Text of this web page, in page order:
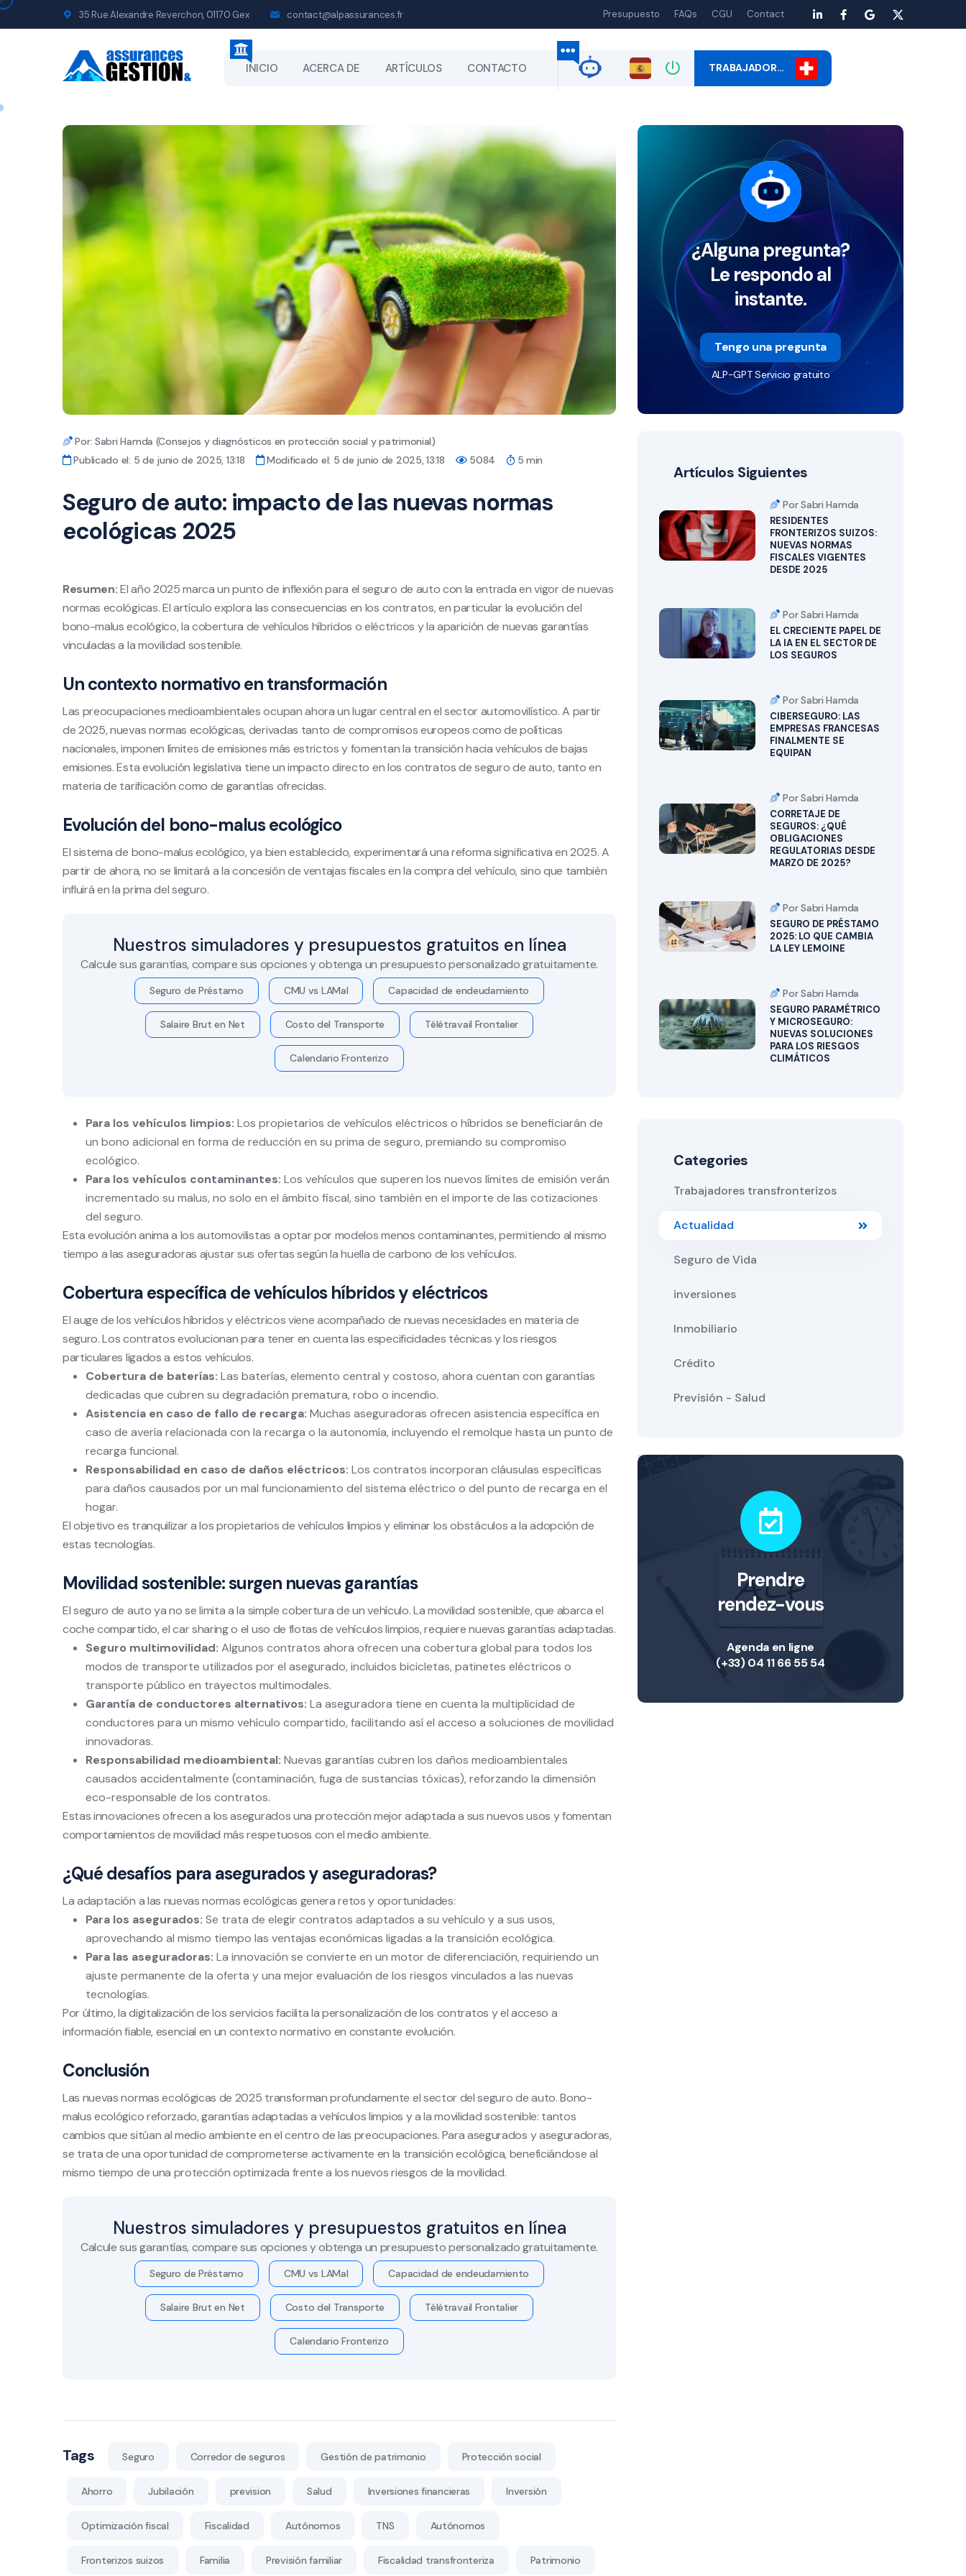
35 Rue Alexandre Reverchon, 01170 Gex contact@alpassurances.fr Presupuesto FAQs CGU Contact
INICIO ACERCA DE ARTÍCULOS CONTACTO TRABAJADOR…
Por: Sabri Hamda (Consejos y diagnósticos en protección social y patrimonial)
Publicado el: 5 de junio de 2025, 13:18
Modificado el: 5 de junio de 2025, 13:18 5084 5 min
Seguro de auto: impacto de las nuevas normas
ecológicas 2025
Resumen:El año 2025 marca un punto de inflexión para el seguro de auto con la entrada en vigor de nuevas
normas ecológicas. El artículo explora las consecuencias en los contratos, en particular la evolución del
bono-malus ecológico, la cobertura de vehículos híbridos o eléctricos y la aparición de nuevas garantías
vinculadas a la movilidad sostenible.
Un contexto normativo en transformación
Las preocupaciones medioambientales ocupan ahora un lugar central en el sector automovilístico. A partir
de 2025, nuevas normas ecológicas, derivadas tanto de compromisos europeos como de políticas
nacionales, imponen límites de emisiones más estrictos y fomentan la transición hacia vehículos de bajas
emisiones. Esta evolución legislativa tiene un impacto directo en los contratos de seguro de auto, tanto en
materia de tarificación como de garantías ofrecidas.
Evolución del bono-malus ecológico
El sistema de bono-malus ecológico, ya bien establecido, experimentará una reforma significativa en 2025. A
partir de ahora, no se limitará a la concesión de ventajas fiscales en la compra del vehículo, sino que también
influirá en la prima del seguro.
Nuestros simuladores y presupuestos gratuitos en línea
Calcule sus garantías, compare sus opciones y obtenga un presupuesto personalizado gratuitamente.
Seguro de Préstamo CMU vs LAMal Capacidad de endeudamiento
Salaire Brut en Net Costo del Transporte Télétravail Frontalier
Calendario Fronterizo
Para los vehículos limpios: Los propietarios de vehículos eléctricos o híbridos se beneficiarán de
un bono adicional en forma de reducción en su prima de seguro, premiando su compromiso
ecológico.
Para los vehículos contaminantes: Los vehículos que superen los nuevos límites de emisión verán
incrementado su malus, no solo en el ámbito fiscal, sino también en el importe de las cotizaciones
del seguro.
Esta evolución anima a los automovilistas a optar por modelos menos contaminantes, permitiendo al mismo
tiempo a las aseguradoras ajustar sus ofertas según la huella de carbono de los vehículos.
Cobertura específica de vehículos híbridos y eléctricos
El auge de los vehículos híbridos y eléctricos viene acompañado de nuevas necesidades en materia de
seguro. Los contratos evolucionan para tener en cuenta las especificidades técnicas y los riesgos
particulares ligados a estos vehículos.
Cobertura de baterías: Las baterías, elemento central y costoso, ahora cuentan con garantías
dedicadas que cubren su degradación prematura, robo o incendio.
Asistencia en caso de fallo de recarga: Muchas aseguradoras ofrecen asistencia específica en
caso de avería relacionada con la recarga o la autonomía, incluyendo el remolque hasta un punto de
recarga funcional.
Responsabilidad en caso de daños eléctricos: Los contratos incorporan cláusulas específicas
para daños causados por un mal funcionamiento del sistema eléctrico o del punto de recarga en el
hogar.
El objetivo es tranquilizar a los propietarios de vehículos limpios y eliminar los obstáculos a la adopción de
estas tecnologías.
Movilidad sostenible: surgen nuevas garantías
El seguro de auto ya no se limita a la simple cobertura de un vehículo. La movilidad sostenible, que abarca el
coche compartido, el car sharing o el uso de flotas de vehículos limpios, requiere nuevas garantías adaptadas.
Seguro multimovilidad: Algunos contratos ahora ofrecen una cobertura global para todos los
modos de transporte utilizados por el asegurado, incluidos bicicletas, patinetes eléctricos o
transporte público en trayectos multimodales.
Garantía de conductores alternativos: La aseguradora tiene en cuenta la multiplicidad de
conductores para un mismo vehículo compartido, facilitando así el acceso a soluciones de movilidad
innovadoras.
Responsabilidad medioambiental: Nuevas garantías cubren los daños medioambientales
causados accidentalmente (contaminación, fuga de sustancias tóxicas), reforzando la dimensión
eco-responsable de los contratos.
Estas innovaciones ofrecen a los asegurados una protección mejor adaptada a sus nuevos usos y fomentan
comportamientos de movilidad más respetuosos con el medio ambiente.
¿Qué desafíos para asegurados y aseguradoras?
La adaptación a las nuevas normas ecológicas genera retos y oportunidades:
Para los asegurados: Se trata de elegir contratos adaptados a su vehículo y a sus usos,
aprovechando al mismo tiempo las ventajas económicas ligadas a la transición ecológica.
Para las aseguradoras: La innovación se convierte en un motor de diferenciación, requiriendo un
ajuste permanente de la oferta y una mejor evaluación de los riesgos vinculados a las nuevas
tecnologías.
Por último, la digitalización de los servicios facilita la personalización de los contratos y el acceso a
información fiable, esencial en un contexto normativo en constante evolución.
Conclusión
Las nuevas normas ecológicas de 2025 transforman profundamente el sector del seguro de auto. Bono-
malus ecológico reforzado, garantías adaptadas a vehículos limpios y a la movilidad sostenible: tantos
cambios que sitúan al medio ambiente en el centro de las preocupaciones. Para asegurados y aseguradoras,
se trata de una oportunidad de comprometerse activamente en la transición ecológica, beneficiándose al
mismo tiempo de una protección optimizada frente a los nuevos riesgos de la movilidad.
Nuestros simuladores y presupuestos gratuitos en línea
Calcule sus garantías, compare sus opciones y obtenga un presupuesto personalizado gratuitamente.
Seguro de Préstamo CMU vs LAMal Capacidad de endeudamiento
Salaire Brut en Net Costo del Transporte Télétravail Frontalier
Calendario Fronterizo
Tags Seguro Corredor de seguros Gestión de patrimonio Protección social
Ahorro Jubilación prevision Salud Inversiones financieras Inversión
Optimización fiscal Fiscalidad Autónomos TNS Autónomos
Fronterizos suizos Familia Previsión familiar Fiscalidad transfronteriza Patrimonio
¿Alguna pregunta?
Le respondo al
instante.
Tengo una pregunta
ALP-GPT Servicio gratuito
Artículos Siguientes
Por Sabri Hamda
RESIDENTES
FRONTERIZOS SUIZOS:
NUEVAS NORMAS
FISCALES VIGENTES
DESDE 2025
Por Sabri Hamda
EL CRECIENTE PAPEL DE
LA IA EN EL SECTOR DE
LOS SEGUROS
Por Sabri Hamda
CIBERSEGURO: LAS
EMPRESAS FRANCESAS
FINALMENTE SE
EQUIPAN
Por Sabri Hamda
CORRETAJE DE
SEGUROS: ¿QUÉ
OBLIGACIONES
REGULATORIAS DESDE
MARZO DE 2025?
Por Sabri Hamda
SEGURO DE PRÉSTAMO
2025: LO QUE CAMBIA
LA LEY LEMOINE
Por Sabri Hamda
SEGURO PARAMÉTRICO
Y MICROSEGURO:
NUEVAS SOLUCIONES
PARA LOS RIESGOS
CLIMÁTICOS
Categories
Trabajadores transfronterizos
Actualidad
Seguro de Vida
inversiones
Inmobiliario
Crédito
Previsión - Salud
Prendre
rendez-vous
Agenda en ligne
(+33) 04 11 66 55 54